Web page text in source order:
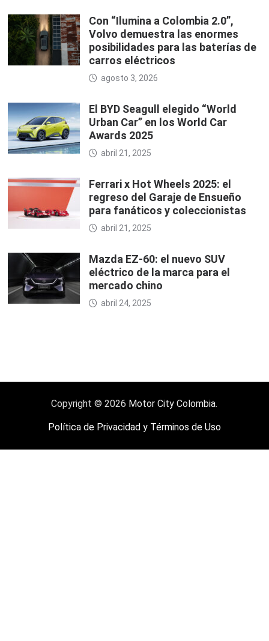
Con “Ilumina a Colombia 2.0”,
Volvo demuestra las enormes
posibilidades para las baterías de
carros eléctricos
agosto 3, 2026
El BYD Seagull elegido “World
Urban Car” en los World Car
Awards 2025
abril 21, 2025
Ferrari x Hot Wheels 2025: el
regreso del Garaje de Ensueño
para fanáticos y coleccionistas
abril 21, 2025
Mazda EZ-60: el nuevo SUV
eléctrico de la marca para el
mercado chino
abril 24, 2025
Copyright © 2026 Motor City Colombia.
Política de Privacidad y Términos de Uso